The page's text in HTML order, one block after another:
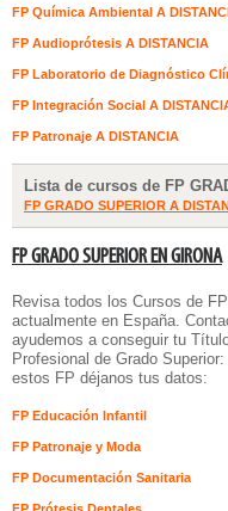
FP Química Ambiental A
FP Audioprótesis A DISTANCIA
FP Laboratorio de Diagnóstico
FP Integración Social A
FP Patronaje A DISTANCIA
Lista de cursos de FP
FP GRADO SUPERIOR A
FP GRADO SUPERIOR EN GIRONA
Revisa todos los Cursos de
actualmente en España.
ayudemos a conseguir tu
Profesional de Grado
estos FP déjanos tus datos:
FP Educación Infantil
FP Patronaje y Moda
FP Documentación Sanitaria